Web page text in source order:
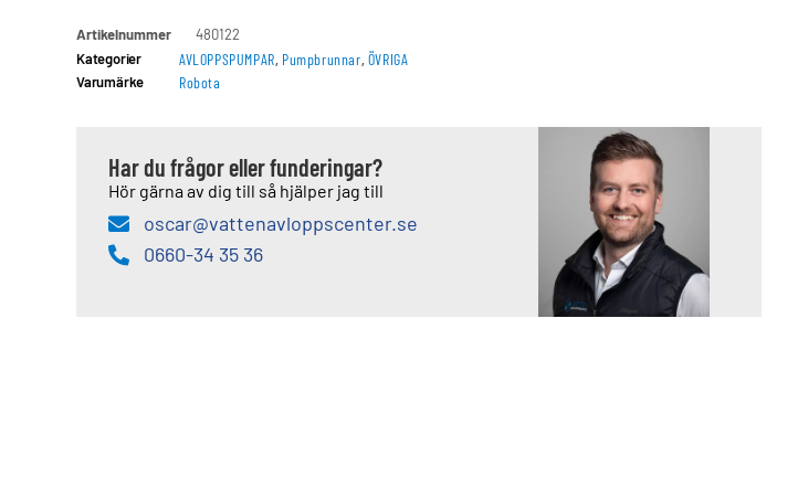
Artikelnummer
480122
Kategorier
AVLOPPSPUMPAR, Pumpbrunnar, ÖVRIGA
Varumärke Robota
Har du frågor eller funderingar?
Hör gärna av dig till så hjälper jag till
oscar@vattenavloppscenter.se
0660-34 35 36